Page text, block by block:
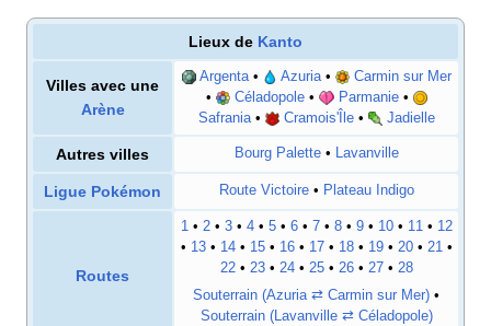
Lieux de Kanto
Villes avec une
Arène
Argenta• Azuria•
Carmin sur Mer
•
Céladopole• Parmanie•
Safrania• Cramois'Île• Jadielle
Autres villes Bourg Palette• Lavanville
Ligue Pokémon Route Victoire• Plateau Indigo
Routes
1• 2• 3• 4• 5• 6• 7• 8• 9• 10• 11• 12
• 13• 14• 15• 16• 17• 18• 19• 20• 21•
22• 23• 24• 25• 26• 27• 28
Souterrain (Azuria ⇄ Carmin sur Mer) •
Souterrain (Lavanville ⇄ Céladopole)